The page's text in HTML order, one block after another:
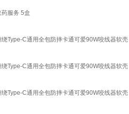
服务 5盒
Type-C通用全包防摔卡通可爱90W咬线器软
Type-C通用全包防摔卡通可爱90W咬线器软
Type-C通用全包防摔卡通可爱90W咬线器软